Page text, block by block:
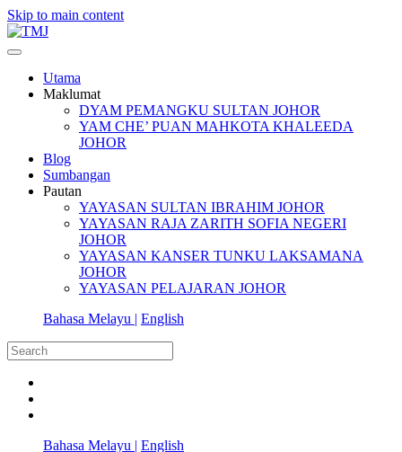
Skip to main content
Utama
Maklumat
DYAM PEMANGKU SULTAN JOHOR
YAM CHE’ PUAN MAHKOTA KHALEEDA
JOHOR
Blog
Sumbangan
Pautan
YAYASAN SULTAN IBRAHIM JOHOR
YAYASAN RAJA ZARITH SOFIA NEGERI
JOHOR
YAYASAN KANSER TUNKU LAKSAMANA
JOHOR
YAYASAN PELAJARAN JOHOR
Bahasa Melayu | English
Bahasa Melayu | English